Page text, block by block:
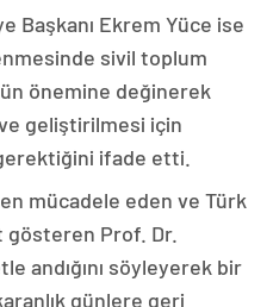
Başkanı Ekrem Yüce ise
sivil toplum
önemine değinerek
ve geliştirilmesi için
ifade etti.
mücadele eden ve Türk
Prof. Dr.
andığını söyleyerek bir
günlere geri